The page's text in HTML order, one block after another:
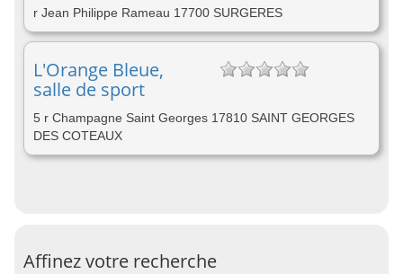
r Jean Philippe Rameau 17700 SURGERES
L'Orange Bleue,
salle de sport
5 r Champagne Saint Georges 17810 SAINT GEORGES
DES COTEAUX
Affinez votre recherche